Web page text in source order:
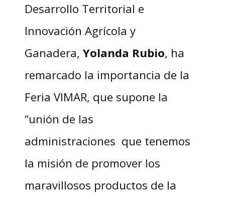
Desarrollo Territorial e
Innovación Agrícola y
Ganadera, Yolanda Rubio, ha
remarcado la importancia de la
Feria VIMAR, que supone la
“unión de las
administraciones que tenemos
la misión de promover los
maravillosos productos de la